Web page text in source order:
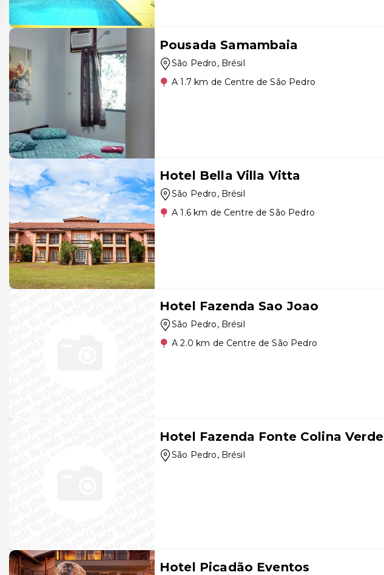
Pousada Samambaia
São Pedro, Brésil
A 1.7 km de Centre de São Pedro
Hotel Bella Villa Vitta
São Pedro, Brésil
A 1.6 km de Centre de São Pedro
Hotel Fazenda Sao Joao
São Pedro, Brésil
A 2.0 km de Centre de São Pedro
Hotel Fazenda Fonte Colina Verde
São Pedro, Brésil
Hotel Picadão Eventos